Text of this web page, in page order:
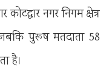
नगर निगम क्षेत्र
पुरूष मतदाता 58
है।